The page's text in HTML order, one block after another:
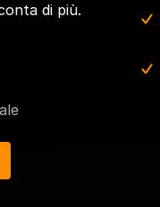
di più.